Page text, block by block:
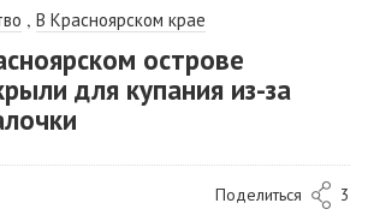
, В Красноярском крае
острове
для купания из-за
Поделиться 3